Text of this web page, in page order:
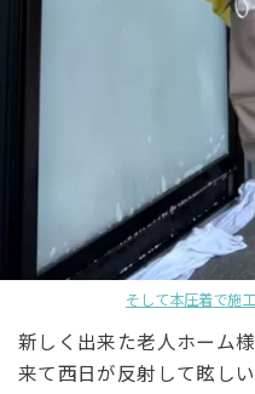
そして本圧着で施
新しく出来た老人ホーム
来て西日が反射して眩し